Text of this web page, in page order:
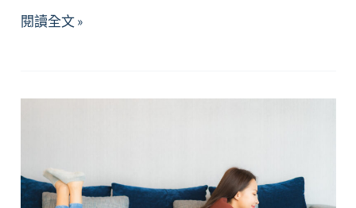
「不
錯
─
閱讀全文 »